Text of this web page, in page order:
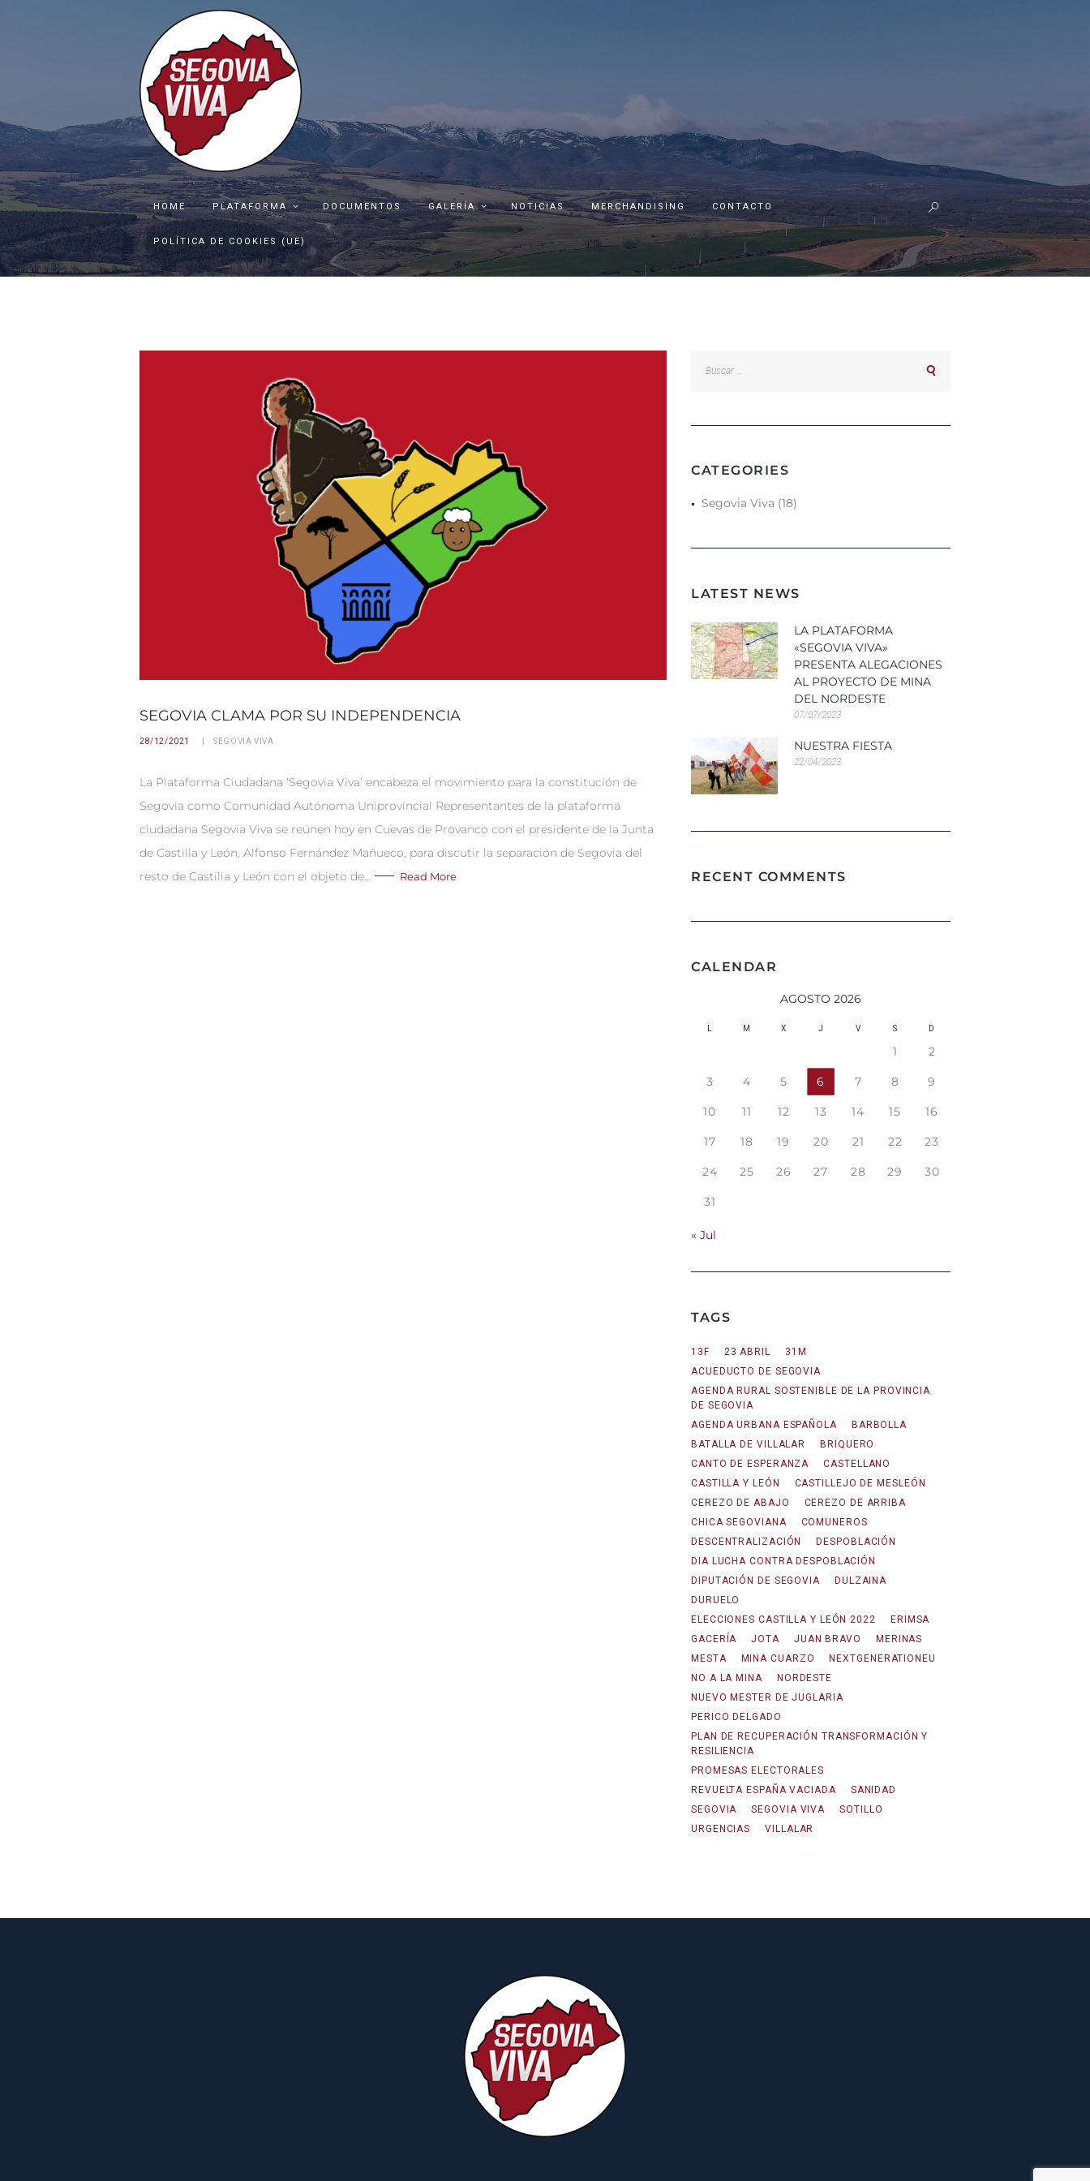
HOME PLATAFORMA DOCUMENTOS GALERÍA NOTICIAS MERCHANDISING CONTACTO
POLÍTICA DE COOKIES (UE)
SEGOVIA CLAMA POR SU INDEPENDENCIA
28/12/2021 SEGOVIA VIVA
La Plataforma Ciudadana ‘Segovia Viva’ encabeza el movimiento para la constitución de
Segovia como Comunidad Autónoma Uniprovincial Representantes de la plataforma
ciudadana Segovia Viva se reúnen hoy en Cuevas de Provanco con el presidente de la Junta
de Castilla y León, Alfonso Fernández Mañueco, para discutir la separación de Segovia del
resto de Castilla y León con el objeto de…
Read More
CATEGORIES
Segovia Viva (18)
LATEST NEWS
LA PLATAFORMA
«SEGOVIA VIVA»
PRESENTA ALEGACIONES
AL PROYECTO DE MINA
DEL NORDESTE
07/07/2023
NUESTRA FIESTA
22/04/2023
RECENT COMMENTS
CALENDAR
AGOSTO 2026
M X J V S D
1 2
3 4 5 6 7 8 9
10 11 12 13 14 15 16
17 18 19 20 21 22 23
24 25 26 27 28 29 30
31
« Jul
TAGS
13F 23 ABRIL
31M
ACUEDUCTO DE SEGOVIA
AGENDA RURAL SOSTENIBLE DE LA PROVINCIA
DE SEGOVIA
AGENDA URBANA ESPAÑOLA
BARBOLLA
BATALLA DE VILLALAR
BRIQUERO
CANTO DE ESPERANZA
CASTELLANO
CASTILLA Y LEÓN
CASTILLEJO DE MESLEÓN
CEREZO DE ABAJO
CEREZO DE ARRIBA
CHICA SEGOVIANA
COMUNEROS
DESCENTRALIZACIÓN
DESPOBLACIÓN
DIA LUCHA CONTRA DESPOBLACIÓN
DIPUTACIÓN DE SEGOVIA
DULZAINA
DURUELO
ELECCIONES CASTILLA Y LEÓN 2022
ERIMSA
GACERÍA
JOTA JUAN BRAVO
MERINAS
MESTA
MINA CUARZO
NEXTGENERATIONEU
NO A LA MINA
NORDESTE
NUEVO MESTER DE JUGLARIA
PERICO DELGADO
PLAN DE RECUPERACIÓN TRANSFORMACIÓN Y
RESILIENCIA
PROMESAS ELECTORALES
REVUELTA ESPAÑA VACIADA
SANIDAD
SEGOVIA
SEGOVIA VIVA
SOTILLO
URGENCIAS
VILLALAR